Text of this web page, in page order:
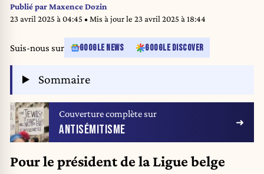
Publié parMaxence Dozin
23 avril 2025 à 04:45 • Mis à jour le 23 avril 2025 à 18:44
Suis-nous sur GOOGLE NEWS GOOGLE DISCOVER
Sommaire
Couverture complète sur
ANTISÉMITISME
Pour le président de la Ligue belge